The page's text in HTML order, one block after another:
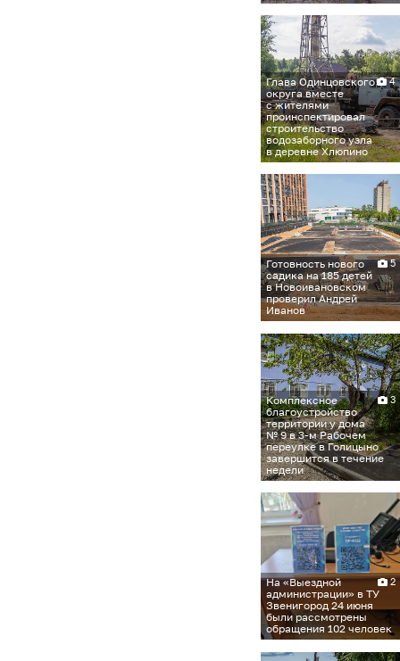
4
Глава Одинцовского
округа вместе
с жителями
проинспектировал
строительство
водозаборного узла
в деревне Хлюпино
5
Готовность нового
садика на 185 детей
в Новоивановском
проверил Андрей
Иванов
3
Комплексное
благоустройство
территории у дома
№ 9 в 3-м Рабочем
переулке в Голицыно
завершится в течение
недели
2
На «Выездной
администрации» в ТУ
Звенигород 24 июня
были рассмотрены
обращения 102 человек